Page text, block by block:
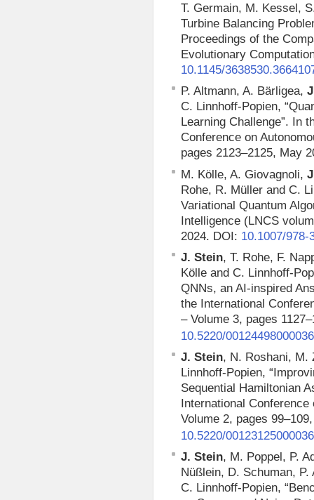
T. Germain, M. Kessel,
Turbine Balancing
Proceedings of the
Evolutionary
10.1145/
P. Altmann, A. Bärligea,
C. Linnhoff-Popien,
Learning Challenge”. In
Conference on
pages 2123–2125, May
M. Kölle, A. Giovagnoli,
Rohe, R. Müller and C.
Variational Quantum
Intelligence (LNCS
2024. DOI: 10.1007/978-
J. Stein, T. Rohe, F.
Kölle and C. Linnhoff-
QNNs, an AI-inspired
the International
– Volume 3, pages
10.5220/
J. Stein, N. Roshani, M.
Linnhoff-Popien,
Sequential Hamiltonian
International
Volume 2, pages
10.5220/
J. Stein, M. Poppel, P.
Nüßlein, D. Schuman, P.
C. Linnhoff-Popien,